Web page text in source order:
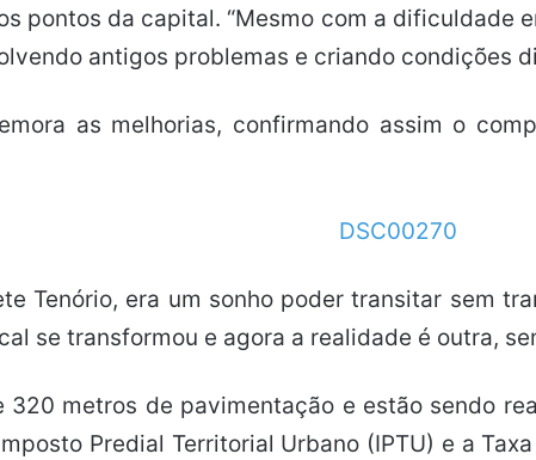
pontos da capital. “Mesmo com a dificuldade
antigos problemas e criando condições
as melhorias, confirmando assim o
Tenório, era um sonho poder transitar sem
se transformou e agora a realidade é outra,
320 metros de pavimentação e estão sendo
Predial Territorial Urbano (IPTU) e a